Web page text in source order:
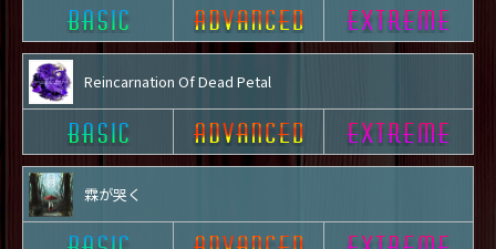
Reincarnation Of Dead Petal
霖が哭く